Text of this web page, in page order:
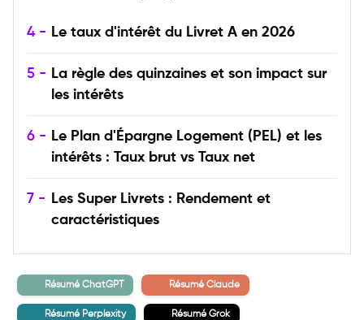
4 - Le taux d'intérêt du Livret A en 2026
5 - La règle des quinzaines et son impact sur
les intérêts
6 - Le Plan d'Épargne Logement (PEL) et les
intérêts : Taux brut vs Taux net
7 -
Les Super Livrets : Rendement et
caractéristiques
Résumé ChatGPT Résumé Claude
Résumé Perplexity Résumé Grok